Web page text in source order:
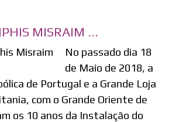
MISRAIM ...
No passado dia 18
de Maio de 2018, a
de Portugal e a Grande Loja
com o Grande Oriente de
os 10 anos da Instalação do